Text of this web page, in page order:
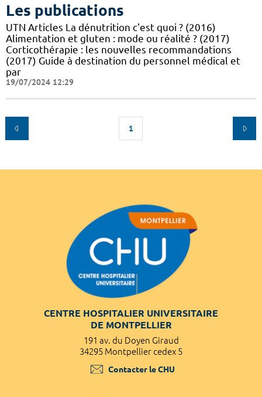
Les publications
UTN Articles La dénutrition c'est quoi ? (2016)
Alimentation et gluten : mode ou réalité ? (2017)
Corticothérapie : les nouvelles recommandations
(2017) Guide à destination du personnel médical et
par
19/07/2024 12:29
1
CENTRE HOSPITALIER UNIVERSITAIRE
DE MONTPELLIER
191 av. du Doyen Giraud
34295 Montpellier cedex 5
Contacter le CHU